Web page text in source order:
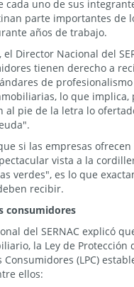
cada uno de sus
parte importantes de
años de trabajo.
el Director Nacional del
tienen derecho a
de
lo que implica,
al pie de la letra lo
si las empresas
vista a la
verdes", es lo que
recibir.
consumidores
del SERNAC explicó
la Ley de Protección
Consumidores (LPC)
ellos: